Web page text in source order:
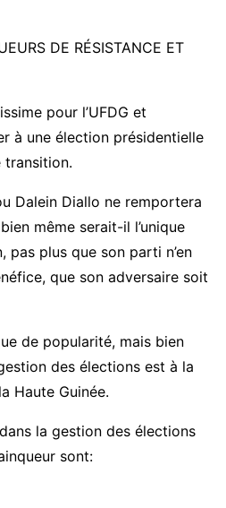
DE RÉSISTANCE ET
pour l’UFDG et
à une élection présidentielle
transition.
Dalein Diallo ne remportera
même serait-il l’unique
pas plus que son parti n’en
que son adversaire soit
de popularité, mais bien
des élections est à la
Haute Guinée.
la gestion des élections
sont: